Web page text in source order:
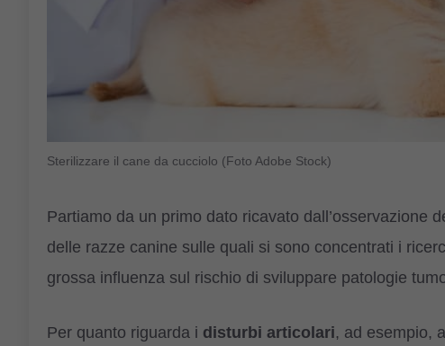
Sterilizzare il cane da cucciolo (Foto Adobe Stock)
Partiamo da un primo dato ricavato dall’osservazione
delle razze canine sulle quali si sono concentrati i
grossa influenza sul rischio di sviluppare patologie
Per quanto riguarda i disturbi articolari, ad esempio,